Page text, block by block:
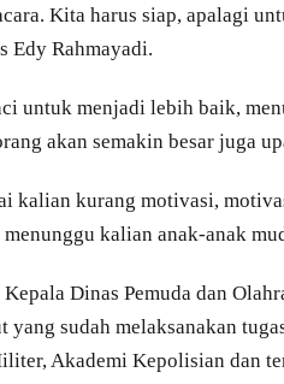
Kita harus siap, apalagi
Edy Rahmayadi.
untuk menjadi lebih baik,
akan semakin besar juga
kalian kurang motivasi,
menunggu kalian anak-anak
Dinas Pemuda dan
yang sudah melaksanakan
Akademi Kepolisian dan